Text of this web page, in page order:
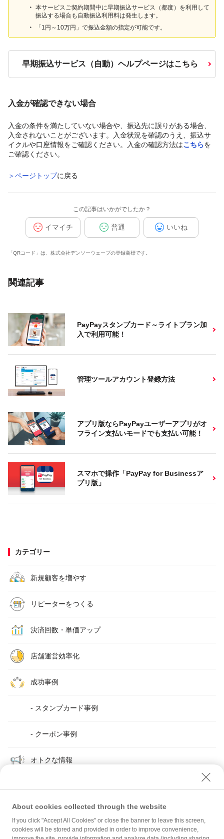
本サービスご契約期間中に早期振込サービス（都度）を利用して
振込する場合も自動振込利用料は発生します。
「1円～10万円」で振込金額の指定が可能です。
早期振込サービス（自動）ヘルプページはこちら
入金が確認できない場合
入金の条件を満たしていない場合や、振込先に誤りがある場合、
入金されないことがございます。入金状況を確認のうえ、振込サ
イクルや口座情報をご確認ください。入金の確認方法はこちらを
ご確認ください。
＞ページトップに戻る
この記事はいかがでしたか？
イマイチ 普通 いいね
「QRコード」は、株式会社デンソーウェーブの登録商標です。
関連記事
PayPayスタンプカード～ライトプラン加
入で利用可能！
管理ツールアカウント登録方法
アプリ版ならPayPayユーザーアプリがオ
フライン支払いモードでも支払い可能！
スマホで操作「PayPay for Businessア
プリ版」
カテゴリー
新規顧客を増やす
リピーターをつくる
決済回数・単価アップ
店舗運営効率化
成功事例
- スタンプカード事例
- クーポン事例
オトクな情報
店舗運営効率化 「早期振込サービス」で店舗運営効率化！
About cookies collected through the website
If you click "Accept All Cookies" or close the banner to leave this screen,
cookies will be stored and provided in order to improve convenience,